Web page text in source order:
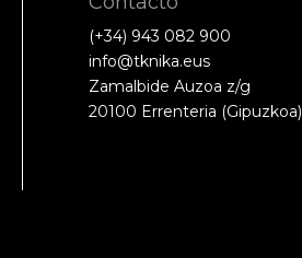
(+34) 943 082 900
info@tknika.eus
Zamalbide Auzoa z/g
20100 Errenteria (Gipuzkoa)